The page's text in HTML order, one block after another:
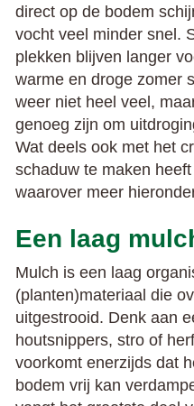
direct op de bodem
vocht veel minder snel.
plekken blijven langer
warme en droge zomer
weer niet heel veel,
genoeg zijn om
Wat deels ook met het
schaduw te maken
waarover meer
Een laag
Mulch is een laag
(planten)materiaal die
uitgestrooid. Denk aan
houtsnippers, stro of
voorkomt enerzijds dat
bodem vrij kan